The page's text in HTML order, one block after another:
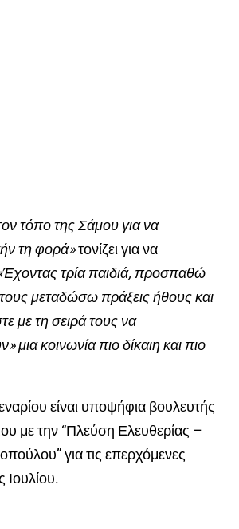
τόπο της Σάμου για να
τη φορά»τονίζει για να
τρία παιδιά, προσπαθώ
μεταδώσω πράξεις ήθους και
με τη σειρά τους να
μια κοινωνία πιο δίκαιη και πιο
είναι υποψήφια βουλευτής
με την “Πλεύση Ελευθερίας –
για τις επερχόμενες
Ιουλίου.